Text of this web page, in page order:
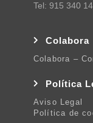
Tel: 915 340
Colabora
Colabora –
Política
Aviso Legal
Política de